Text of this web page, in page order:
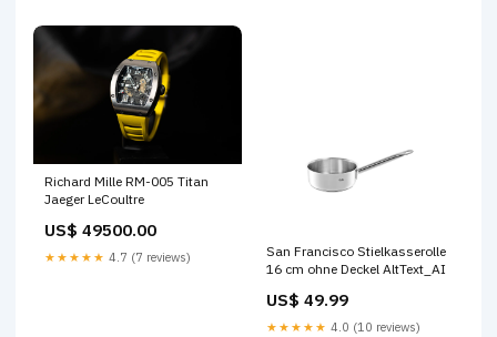
Richard Mille RM-005 Titan
Jaeger LeCoultre
US$ 49500.00
★★★★★ 4.7 (7 reviews)
San Francisco Stielkasserolle
16 cm ohne Deckel AltText_AI
US$ 49.99
★★★★★ 4.0 (10 reviews)